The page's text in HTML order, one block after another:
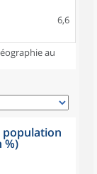
6,6
au
population
%)